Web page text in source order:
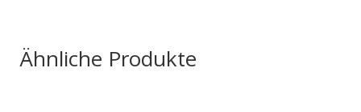
Ähnliche Produkte